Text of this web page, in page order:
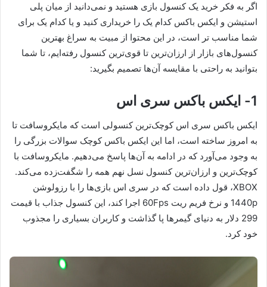
اگر به فکر خرید یک کنسول بازی هستید و نمی‌دانید از میان پلی
استیشن و ایکس باکس کدام یک را خریداری کنید و یا کدام یک برای
شما مناسب تر است، در این محتوا از مبیت به سراغ بهترین
کنسول‌های بازار از ارزان‌ترین تا قوی‌ترین کنسول رفته‌ایم، تا شما
بتوانید به راحتی با مقایسه آن‌ها تصمیم بگیرید:
1- ایکس باکس سری اس
ایکس باکس سری اس کوچک‌ترین کنسولی است که مایکروسافت تا
به امروز ساخته است، اما این ایکس باکس کوچک سوالات بزرگی را
به وجود می‌آورد که در ادامه به آن‌ها پاسخ می‌دهیم. مایکروسافت با
کوچک‌ترین و ارزان‌ترین کنسول نسل نهم همه را شگفت‌زده می‌کند.
XBOX، قول داده است که در سری اس بازی‌ها را با رزولوشن
1440p و نرخ فریم ریت 60Fps اجرا کند، این کنسول جذاب با قیمت
299 دلار به دنیای گیمرها پا گذاشت و کاربران بسیاری را مجذوب
خود کرد.